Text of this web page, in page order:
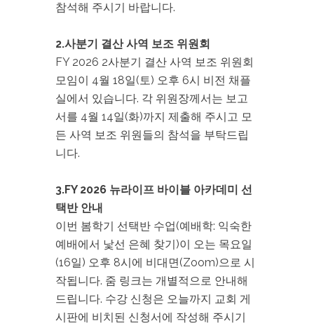
참석해 주시기 바랍니다.
2.사분기 결산 사역 보조 위원회
FY 2026 2사분기 결산 사역 보조 위원회
모임이 4월 18일(토) 오후 6시 비전 채플
실에서 있습니다. 각 위원장께서는 보고
서를 4월 14일(화)까지 제출해 주시고 모
든 사역 보조 위원들의 참석을 부탁드립
니다.
3.FY 2026 뉴라이프 바이블 아카데미 선
택반 안내
이번 봄학기 선택반 수업(예배학: 익숙한
예배에서 낯선 은혜 찾기)이 오는 목요일
(16일) 오후 8시에 비대면(Zoom)으로 시
작됩니다. 줌 링크는 개별적으로 안내해
드립니다. 수강 신청은 오늘까지 교회 게
시판에 비치된 신청서에 작성해 주시기